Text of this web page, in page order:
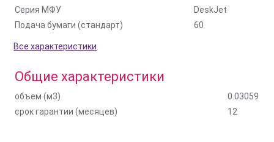
Серия МФУ
DeskJet
Подача бумаги (стандарт)
60
Все характеристики
Общие характеристики
объем (м3)
0.03059
срок гарантии (месяцев)
12